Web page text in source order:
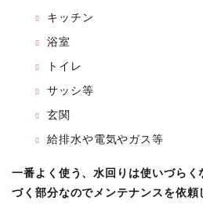
キッチン
浴室
トイレ
サッシ等
玄関
給排水や電気やガス等
一番よく使う、水回り は使いづらく
づく部分なのでメンテナンスを依頼